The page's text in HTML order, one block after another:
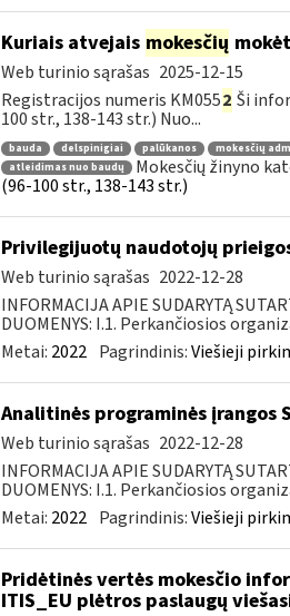
Kuriais atvejais mokesčių
Web turinio sąrašas 2025-12-15
Registracijos numeris KM0552 Ši
100 str., 138-143 str.) Nuo...
bauda delspinigiai palūkanos mokesčių
atleidimas nuo baudų
Mokesčių žinyno
(96-100 str., 138-143 str.)
Privilegijuotų naudotojų
Web turinio sąrašas 2022-12-28
INFORMACIJA APIE SUDARYTĄ
DUOMENYS: I.1. Perkančiosios
Metai: 2022 Pagrindinis:Viešieji
Analitinės programinės įrangos
Web turinio sąrašas 2022-12-28
INFORMACIJA APIE SUDARYTĄ
DUOMENYS: I.1. Perkančiosios
Metai: 2022 Pagrindinis:Viešieji
Pridėtinės vertės mokesčio
ITIS_EU plėtros paslaugų